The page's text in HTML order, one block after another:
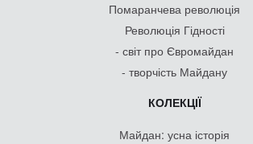
Помаранчева революція
Революція Гідності
- світ про Євромайдан
- творчість Майдану
КОЛЕКЦІЇ
Майдан: усна історія